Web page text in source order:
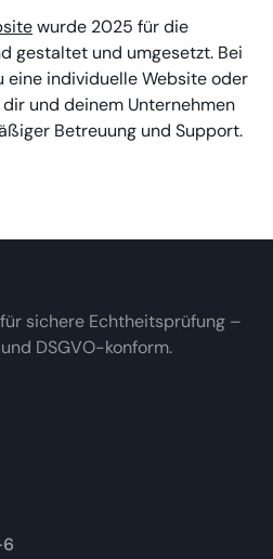
wurde 2025 für die
gestaltet und umgesetzt. Bei
eine individuelle Website oder
und deinem Unternehmen
Betreuung und Support.
sichere Echtheitsprüfung –
DSGVO-konform.